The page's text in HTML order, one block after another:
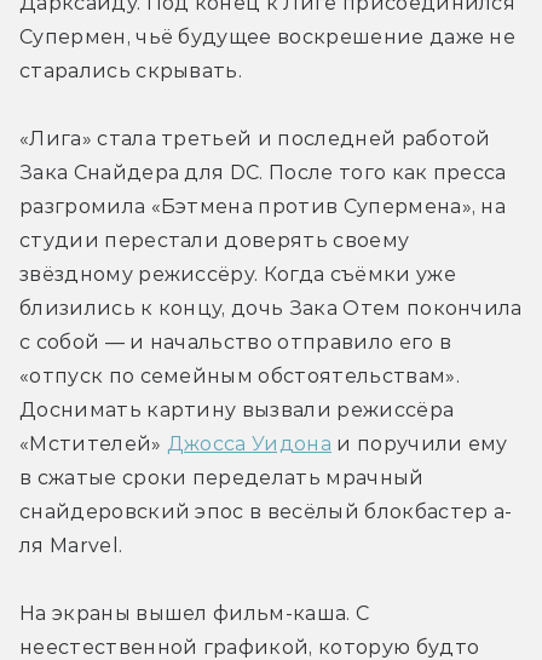
Супермен, чьё будущее воскрешение даже не
старались скрывать.
«Лига» стала третьей и последней работой
Зака Снайдера для DC. После того как пресса
разгромила «Бэтмена против Супермена», на
студии перестали доверять своему
звёздному режиссёру. Когда съёмки уже
близились к концу, дочь Зака Отем покончила
с собой — и начальство отправило его в
«отпуск по семейным обстоятельствам».
Доснимать картину вызвали режиссёра
«Мстителей» Джосса Уидона и поручили ему
в сжатые сроки переделать мрачный
снайдеровский эпос в весёлый блокбастер а-
ля Marvel.
На экраны вышел фильм-каша. С
неестественной графикой, которую будто